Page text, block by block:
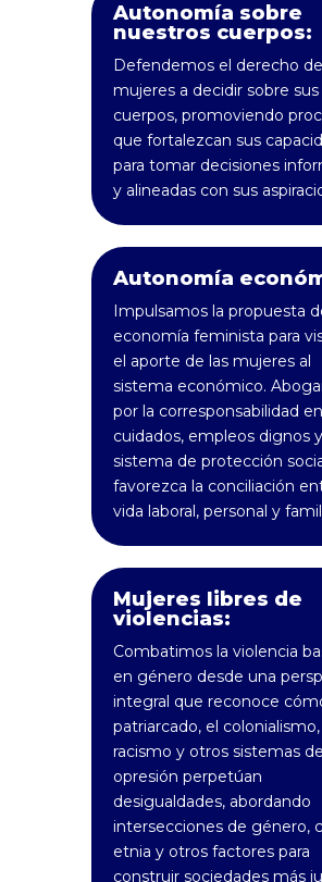
Autonomía sobre
nuestros cuerpos:
Defendemos el derecho
mujeres a decidir sobre sus
cuerpos, promoviendo
que fortalezcan sus
para tomar decisiones
y alineadas con sus
Autonomía
Impulsamos la propuesta
economía feminista para
el aporte de las mujeres al
sistema económico.
por la corresponsabilidad
cuidados, empleos dignos
sistema de protección
favorezca la conciliación
vida laboral, personal y
Mujeres libres de
violencias:
Combatimos la violencia
en género desde una
integral que reconoce
patriarcado, el colonialismo,
racismo y otros sistemas de
opresión perpetúan
desigualdades, abordando
intersecciones de género,
etnia y otros factores para
construir sociedades más